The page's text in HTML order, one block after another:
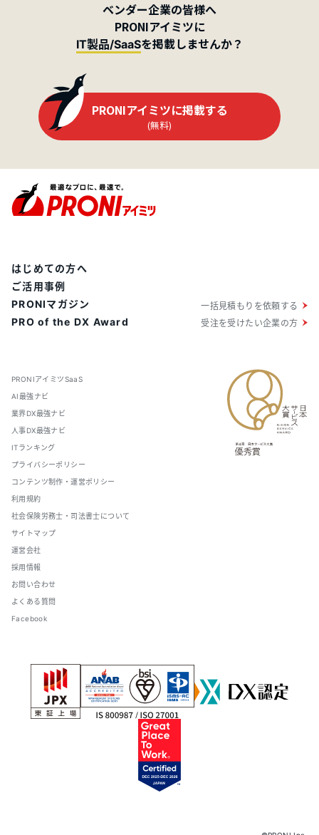
ベンダー企業の皆様へ
PRONIアイミツに
IT製品/SaaSを掲載しませんか？
PRONIアイミツに掲載する
(無料)
PRONIアイミツSaaS
AI最強ナビ
業界DX最強ナビ
人事DX最強ナビ
ITランキング
プライバシーポリシー
コンテンツ制作・運営ポリシー
利用規約
社会保険労務士・司法書士について
サイトマップ
運営会社
採用情報
お問い合わせ
よくある質問
Facebook
はじめての方へ
ご活用事例
PRONIマガジン
PRO of the DX Award
一括見積もりを依頼する
受注を受けたい企業の方